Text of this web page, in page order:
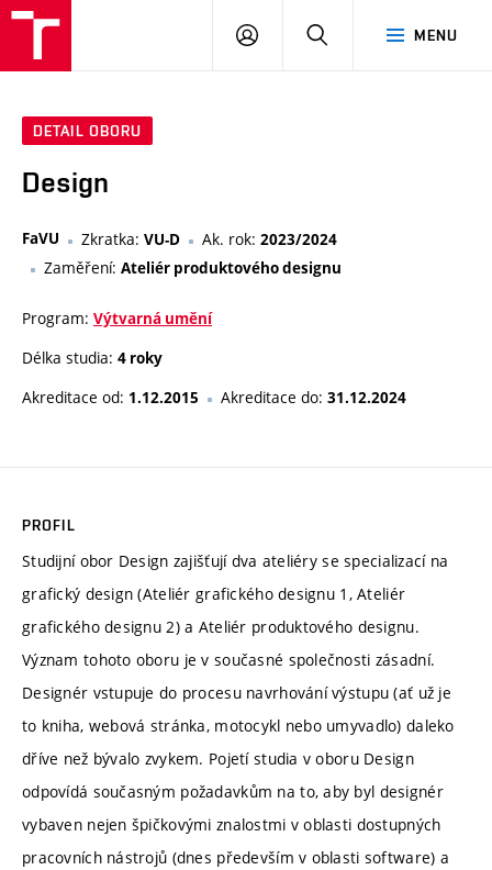
MENU
PŘIHLÁSIT
DETAIL OBORU
Design
FaVU Zkratka: VU-D Ak. rok: 2023/2024
Zaměření: Ateliér produktového designu
Program: Výtvarná umění
Délka studia: 4 roky
Akreditace od: 1.12.2015 Akreditace do: 31.12.2024
PROFIL
Studijní obor Design zajišťují dva ateliéry se specializací na
grafický design (Ateliér grafického designu 1, Ateliér
grafického designu 2) a Ateliér produktového designu.
Význam tohoto oboru je v současné společnosti zásadní.
Designér vstupuje do procesu navrhování výstupu (ať už je
to kniha, webová stránka, motocykl nebo umyvadlo) daleko
dříve než bývalo zvykem. Pojetí studia v oboru Design
odpovídá současným požadavkům na to, aby byl designér
vybaven nejen špičkovými znalostmi v oblasti dostupných
pracovních nástrojů (dnes především v oblasti software) a